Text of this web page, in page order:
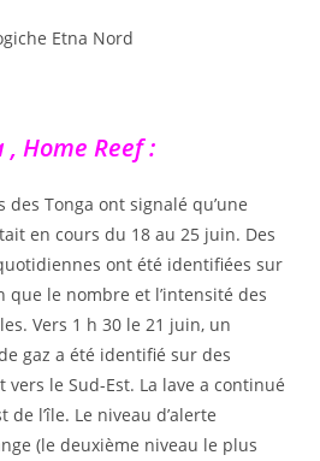
Etna Nord
Home Reef :
des Tonga ont signalé qu’une
en cours du 18 au 25 juin. Des
ont été identifiées sur
que le nombre et l’intensité des
Vers 1 h 30 le 21 juin, un
gaz a été identifié sur des
le Sud-Est. La lave a continué
de l’île. Le niveau d’alerte
(le deuxième niveau le plus